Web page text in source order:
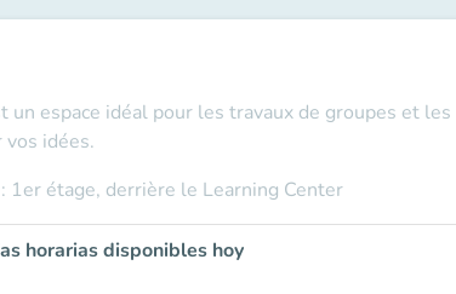
un espace idéal pour les travaux de groupes et
idées.
1er étage, derrière le Learning Center
horarias disponibles hoy